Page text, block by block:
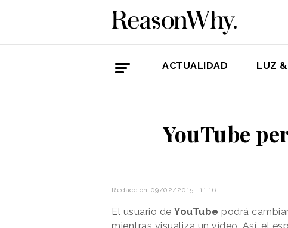
ACTUALIDAD LUZ
YouTube
Redacción 09/02/2015 · 11:16
El usuario de YouTube podrá